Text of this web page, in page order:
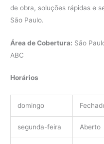
de obra, soluções rápidas e
São Paulo.
Área de Cobertura: São
ABC
Horários
domingo
segunda-feira Aberto